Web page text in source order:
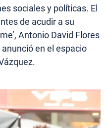
sociales y políticas. El
de acudir a su
Antonio David Flores
en el espacio